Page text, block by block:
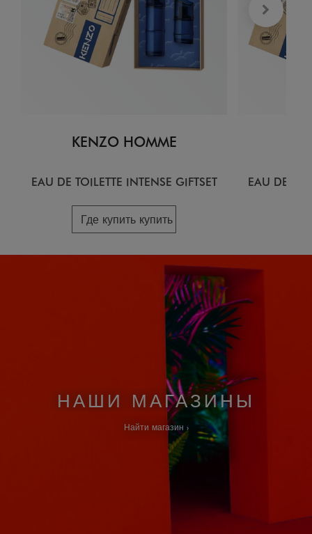
KENZO HOMME
EAU DE TOILETTE INTENSE GIFTSET
Где купить купить
EAU DE
НАШИ МАГАЗИНЫ
Найти магазин